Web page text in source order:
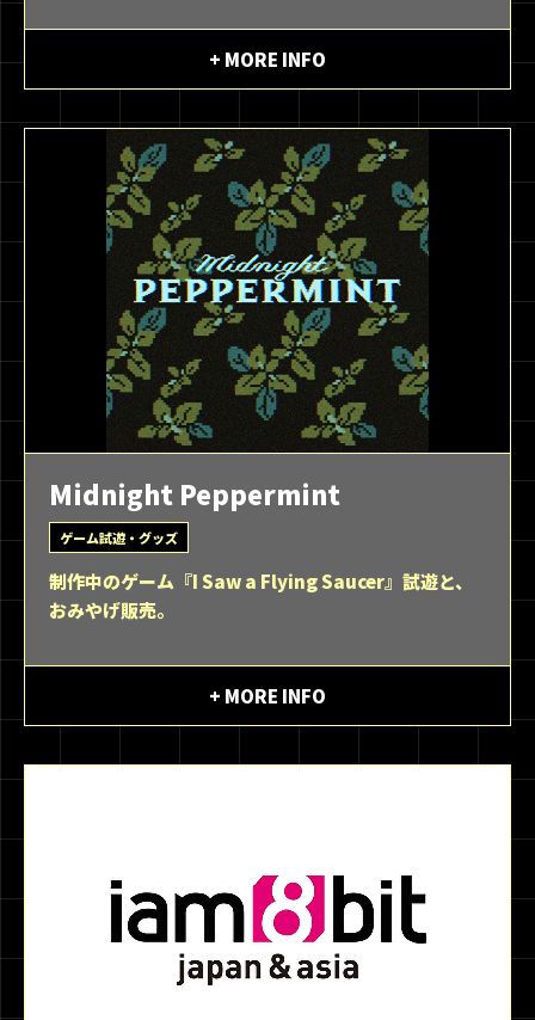
+ MORE INFO
Midnight Peppermint
ゲーム試遊・グッズ
制作中のゲーム『I Saw a Flying Saucer』試遊と、
おみやげ販売。
+ MORE INFO